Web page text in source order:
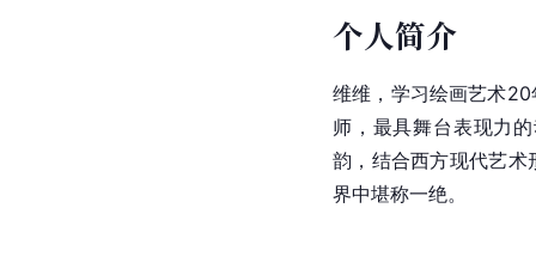
个人简介
维维，学习绘画艺术
师，最具舞台表现力
韵，结合西方现代艺术
界中堪称一绝。